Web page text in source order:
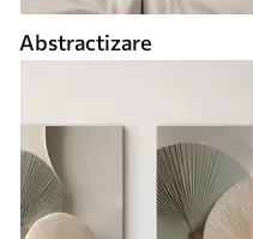
Abstractizare